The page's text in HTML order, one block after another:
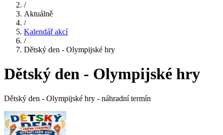
/
Aktuálně
/
Kalendář akcí
/
Dětský den - Olympijské hry
Dětský den - Olympijské hry
Dětský den - Olympijské hry - náhradní termín